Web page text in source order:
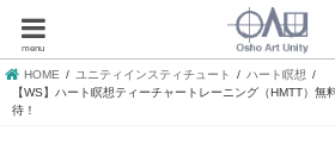
menu
HOME ユニティインスティチュート
ハート瞑想
【WS】ハート瞑想ティーチャートレーニング（HMTT）
待！